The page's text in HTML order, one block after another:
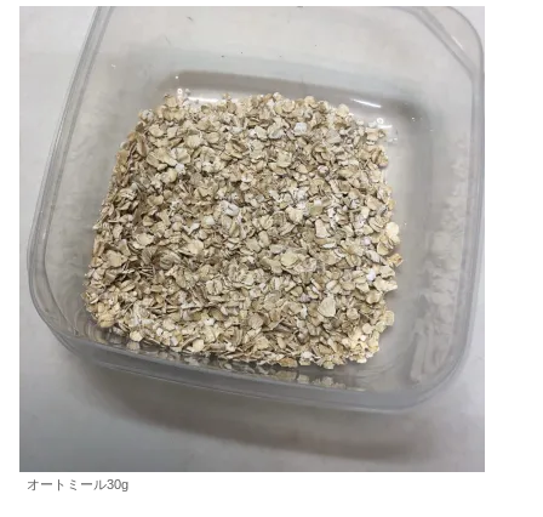
オートミール30g